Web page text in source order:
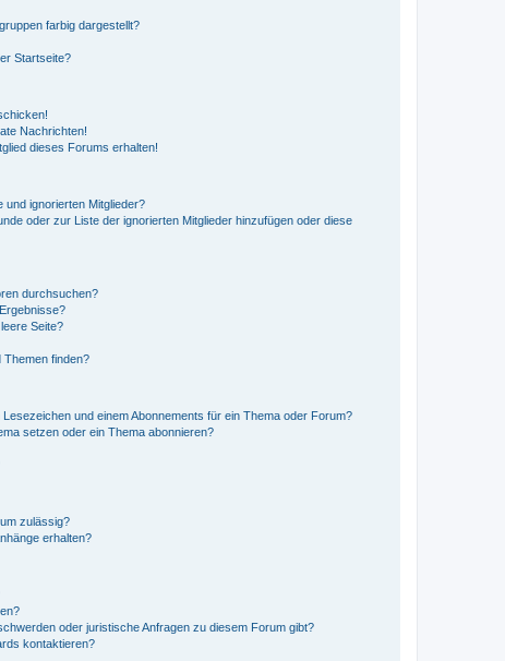
farbig dargestellt?
Startseite?
Nachrichten!
dieses Forums erhalten!
und ignorierten Mitglieder?
oder zur Liste der ignorierten Mitglieder hinzufügen oder diese
durchsuchen?
Seite?
Themen finden?
und einem Abonnements für ein Thema oder Forum?
setzen oder ein Thema abonnieren?
zulässig?
erhalten?
oder juristische Anfragen zu diesem Forum gibt?
kontaktieren?